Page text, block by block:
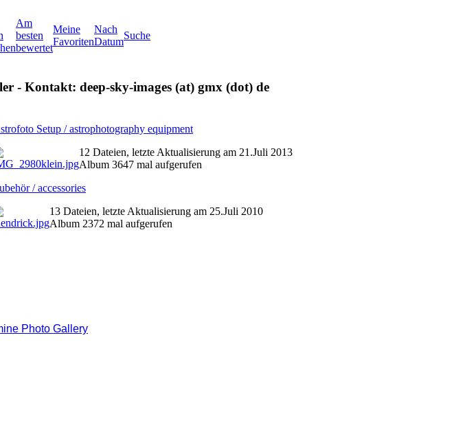
Am
besten
bewertet
Meine
Favoriten
Nach
Datum
Suche
- Kontakt: deep-sky-images (at) gmx (dot) de
Setup / astrophotography equipment
12 Dateien, letzte Aktualisierung am 21.Juli 2013
Album 3647 mal aufgerufen
/ accessories
13 Dateien, letzte Aktualisierung am 25.Juli 2010
Album 2372 mal aufgerufen
Photo Gallery